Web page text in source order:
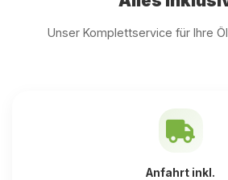
Unser Komplettservice für Ihre
Anfahrt inkl.